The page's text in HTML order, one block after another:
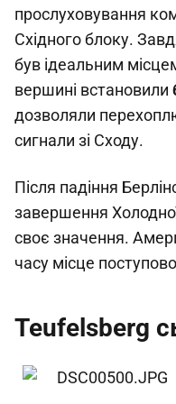
прослуховування
Східного блоку.
був ідеальним
вершині встановили
дозволяли
сигнали зі Сходу.
Після падіння
завершення
своє значення.
часу місце
Teufelsberg